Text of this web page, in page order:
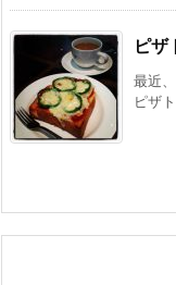
ピザ
最近
ピザ